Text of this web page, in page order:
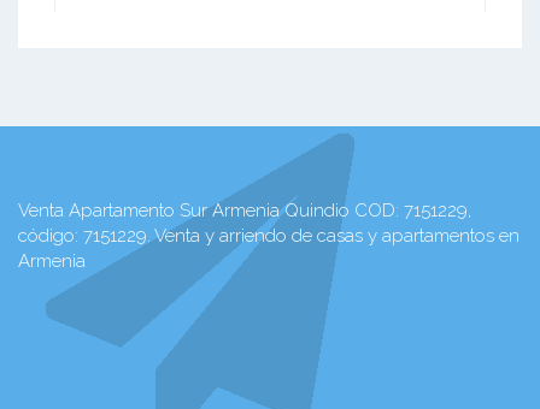
Venta Apartamento Sur Armenia Quindio COD: 7151229,
código: 7151229. Venta y arriendo de casas y apartamentos en
Armenia